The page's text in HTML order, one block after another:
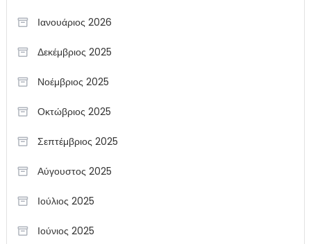
Ιανουάριος 2026
Δεκέμβριος 2025
Νοέμβριος 2025
Οκτώβριος 2025
Σεπτέμβριος 2025
Αύγουστος 2025
Ιούλιος 2025
Ιούνιος 2025